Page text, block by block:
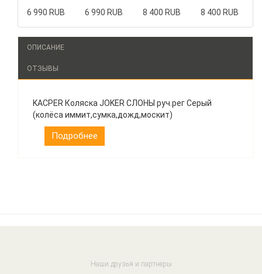
6 990 RUB
6 990 RUB
8 400 RUB
8 400 RUB
ОПИСАНИЕ
ОТЗЫВЫ
KACPER Коляска JOKER СЛОНЫ руч.рег Серый
(колёса иммит,сумка,дожд,москит)
Подробнее
Наши друзья и партнеры